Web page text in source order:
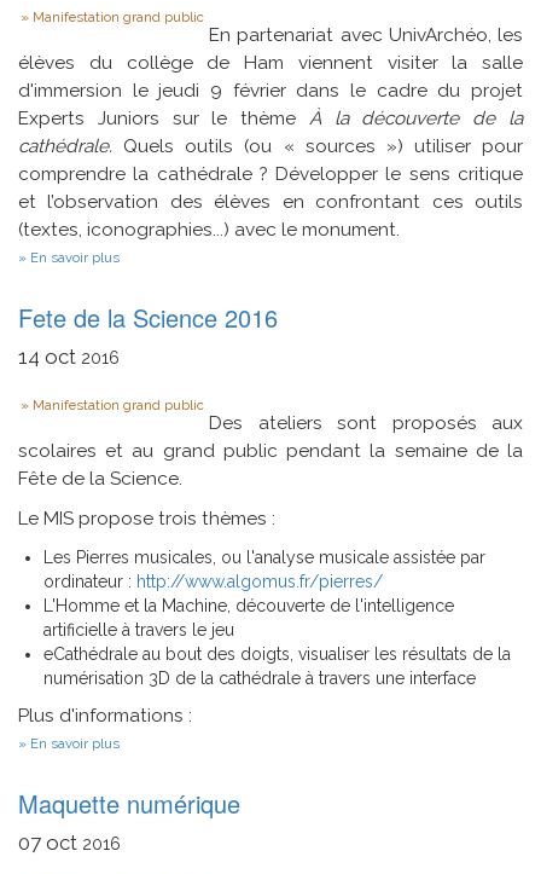
Type
Manifestation grand public
En partenariat avec UnivArchéo, les
élèves du collège de Ham viennent visiter la salle
d'immersion le jeudi 9 février dans le cadre du projet
Experts Juniors sur le thème À la découverte de la
cathédrale. Quels outils (ou « sources ») utiliser pour
comprendre la cathédrale ? Développer le sens critique
et l’observation des élèves en confrontant ces outils
(textes, iconographies...) avec le monument.
En savoir plus
-
visualisation
numérisée
Fete de la Science 2016
14 oct 2016
Type
Manifestation grand public
Des ateliers sont proposés aux
scolaires et au grand public pendant la semaine de la
Fête de la Science.
Le MIS propose trois thèmes :
Les Pierres musicales, ou l'analyse musicale assistée par
ordinateur : http://www.algomus.fr/pierres/
L'Homme et la Machine, découverte de l'intelligence
artificielle à travers le jeu
eCathédrale au bout des doigts, visualiser les résultats de la
numérisation 3D de la cathédrale à travers une interface
Plus d'informations :
En savoir plus
la
Science
Maquette numérique
07 oct 2016